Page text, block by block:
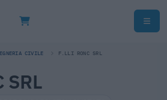
CIVILE F.LLI RONC SRL
SRL